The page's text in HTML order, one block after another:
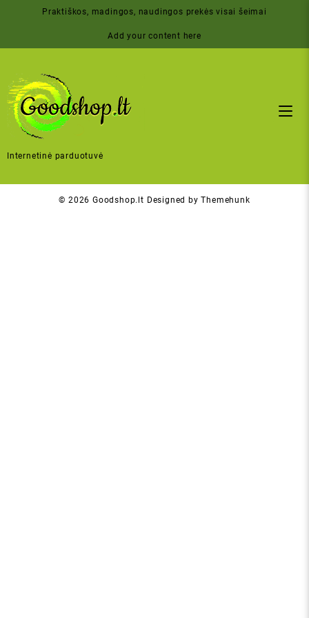
Praktiškos, madingos, naudingos prekės visai šeimai
Add your content here
Internetinė parduotuvė
© 2026Goodshop.lt Designed by Themehunk